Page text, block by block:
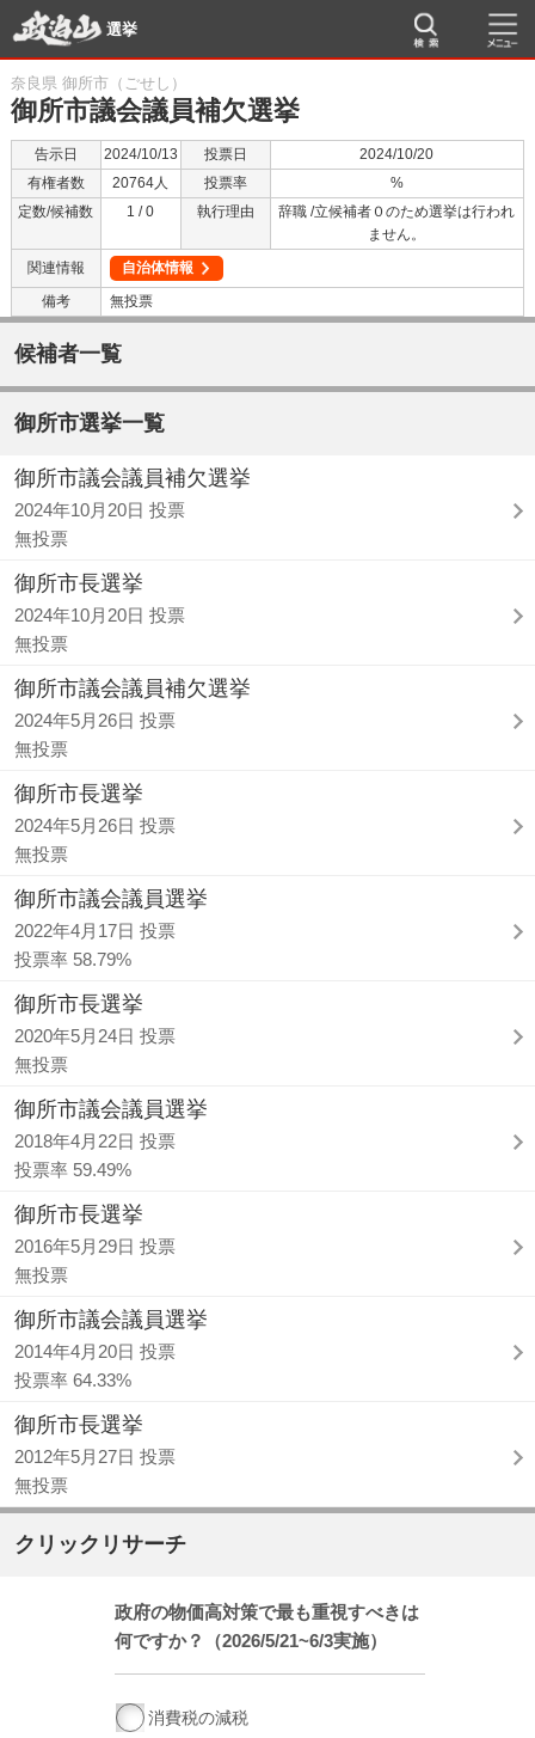
選挙
奈良県 御所市（ごせし）
御所市議会議員補欠選挙
告示日 2024/10/13 投票日
2024/10/20
有権者数
20764人 投票率
%
定数/候補数
1 / 0 執行理由
辞職 /立候補者０のため選挙は行われ
ません。
関連情報
自治体情報
備考
無投票
候補者一覧
御所市選挙一覧
御所市議会議員補欠選挙
2024年10月20日 投票
無投票
御所市長選挙
2024年10月20日 投票
無投票
御所市議会議員補欠選挙
2024年5月26日 投票
無投票
御所市長選挙
2024年5月26日 投票
無投票
御所市議会議員選挙
2022年4月17日 投票
投票率 58.79%
御所市長選挙
2020年5月24日 投票
無投票
御所市議会議員選挙
2018年4月22日 投票
投票率 59.49%
御所市長選挙
2016年5月29日 投票
無投票
御所市議会議員選挙
2014年4月20日 投票
投票率 64.33%
御所市長選挙
2012年5月27日 投票
無投票
クリックリサーチ
政府の物価高対策で最も重視すべきは
何ですか？（2026/5/21~6/3実施）
消費税の減税